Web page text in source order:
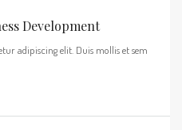
Development
adipiscing elit. Duis mollis et sem